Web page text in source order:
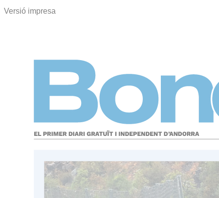
Versió impresa